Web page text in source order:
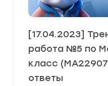
[17.04.2023]
работа №5 по
класс
ответы